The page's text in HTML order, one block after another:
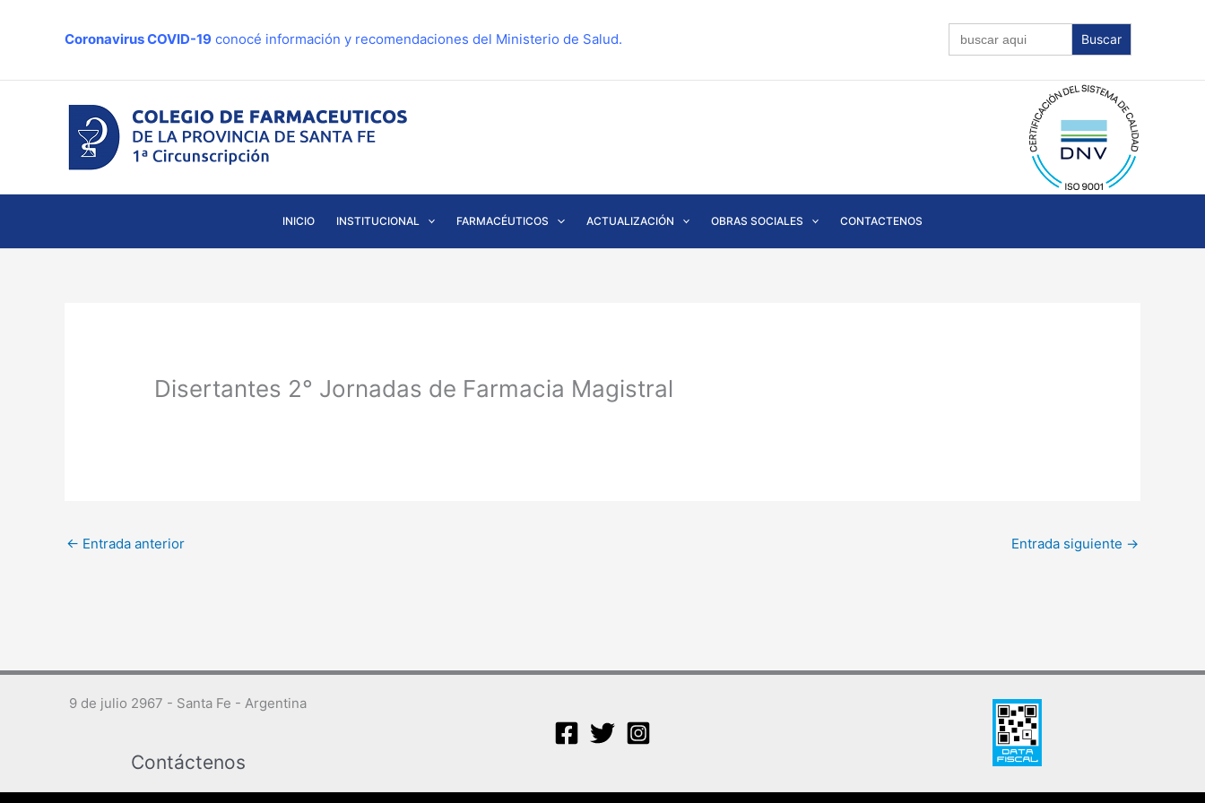
Coronavirus COVID-19 conocé información y recomendaciones del Ministerio de Salud.
Buscar:
INICIO INSTITUCIONAL FARMACÉUTICOS ACTUALIZACIÓN OBRAS SOCIALES CONTACTENOS
Disertantes 2° Jornadas de Farmacia Magistral
← Entrada anterior Entrada siguiente →
9 de julio 2967 - Santa Fe - Argentina
Contáctenos